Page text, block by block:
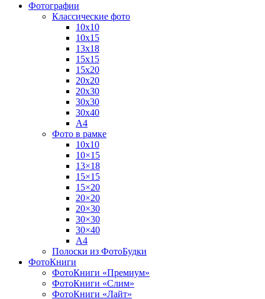
Фотографии
Классические фото
10х10
10х15
13х18
15х15
15х20
20х20
20х30
30х30
30х40
А4
Фото в рамке
10х10
10×15
13×18
15×15
15×20
20×20
20×30
30×30
30×40
A4
Полоски из ФотоБудки
ФотоКниги
ФотоКниги «Премиум»
ФотоКниги «Слим»
ФотоКниги «Лайт»